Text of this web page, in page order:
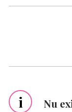
i Nu